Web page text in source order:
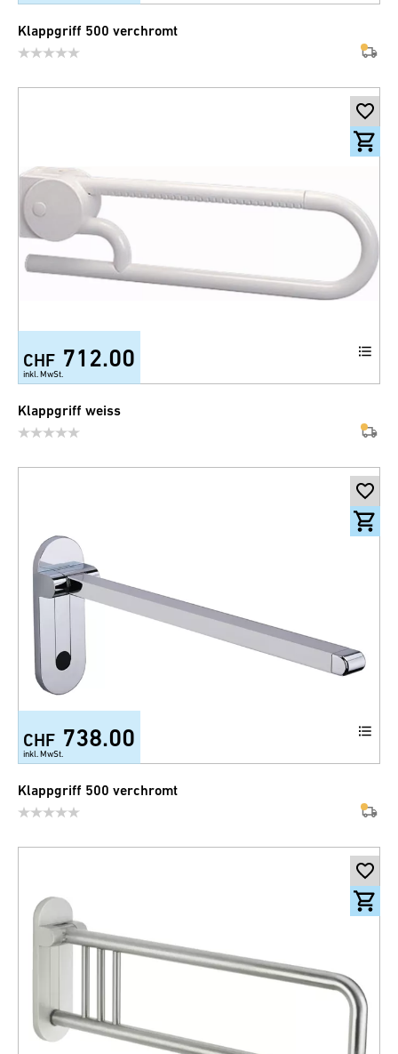
Klappgriff 500 verchromt
CHF 712.00
inkl. MwSt.
Klappgriff weiss
CHF 738.00
inkl. MwSt.
Klappgriff 500 verchromt